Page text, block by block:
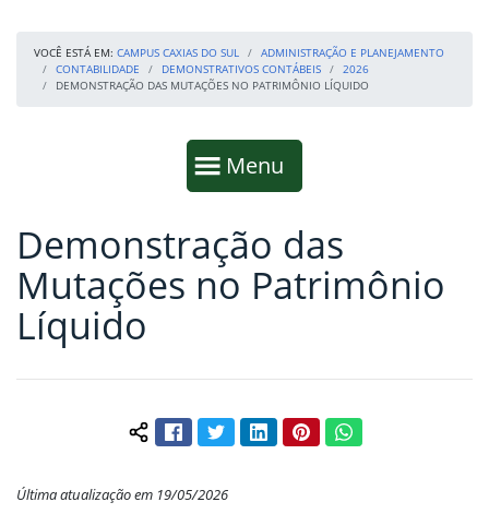
VOCÊ ESTÁ EM: CAMPUS CAXIAS DO SUL
ADMINISTRAÇÃO E PLANEJAMENTO
CONTABILIDADE
DEMONSTRATIVOS CONTÁBEIS
2026
DEMONSTRAÇÃO DAS MUTAÇÕES NO PATRIMÔNIO LÍQUIDO
Mostrar
Menu
Fim da navegação
Início do conteúdo
Demonstração das
Mutações no Patrimônio
Líquido
Compartilhar conteúdo:
FacebookTwitterLinkedInPinterestWhatsApp
Última atualização em 19/05/2026